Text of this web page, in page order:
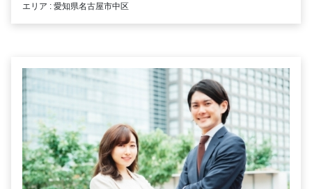
エリア : 愛知県名古屋市中区